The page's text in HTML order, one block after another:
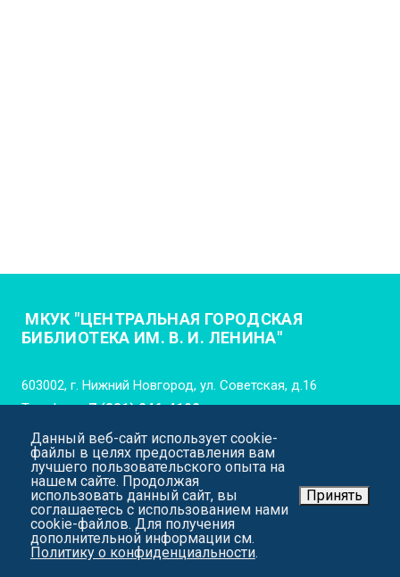
МКУК "ЦЕНТРАЛЬНАЯ ГОРОДСКАЯ
БИБЛИОТЕКА ИМ. В. И. ЛЕНИНА"
603002, г. Нижний Новгород, ул. Советская, д.16
Телефон:+7 (831) 246-4102
E-mail:cgb_lenina_nn@mail.52gov.ru
Данный веб-сайт использует cookie-
файлы в целях предоставления вам
лучшего пользовательского опыта на
нашем сайте. Продолжая
использовать данный сайт, вы
соглашаетесь с использованием нами
cookie-файлов. Для получения
дополнительной информации см.
Политику о конфиденциальности.
Принять